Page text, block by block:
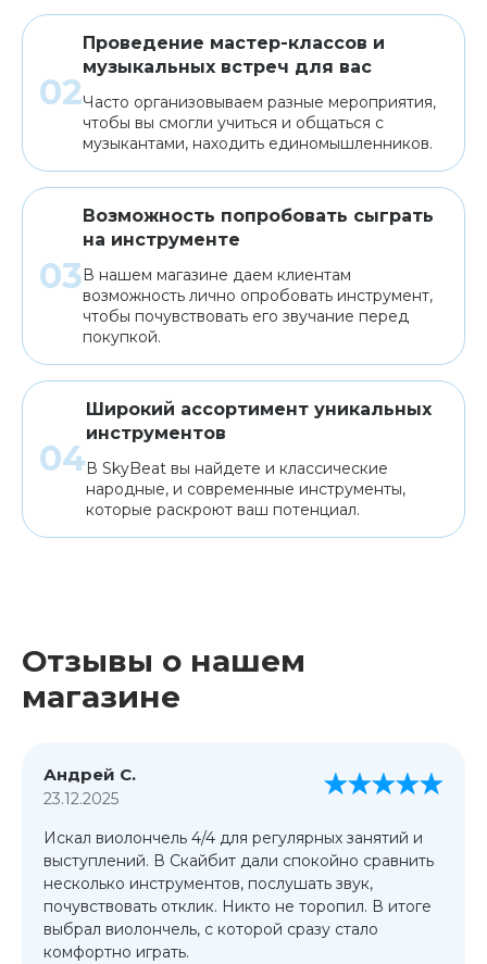
Проведение мастер-классов и
музыкальных встреч для вас
Часто организовываем разные мероприятия,
чтобы вы смогли учиться и общаться с
музыкантами, находить единомышленников.
Возможность попробовать сыграть
на инструменте
В нашем магазине даем клиентам
возможность лично опробовать инструмент,
чтобы почувствовать его звучание перед
покупкой.
Широкий ассортимент уникальных
инструментов
В SkyBeat вы найдете и классические
народные, и современные инструменты,
которые раскроют ваш потенциал.
Отзывы о нашем
магазине
Андрей С.
23.12.2025
Искал виолончель 4/4 для регулярных занятий и
выступлений. В Скайбит дали спокойно сравнить
несколько инструментов, послушать звук,
почувствовать отклик. Никто не торопил. В итоге
выбрал виолончель, с которой сразу стало
комфортно играть.